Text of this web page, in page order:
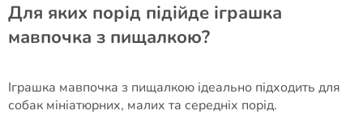
Для яких порід підійде іграшка
мавпочка з пищалкою?
Іграшка мавпочка з пищалкою ідеально підходить для
собак мініатюрних, малих та середніх порід.